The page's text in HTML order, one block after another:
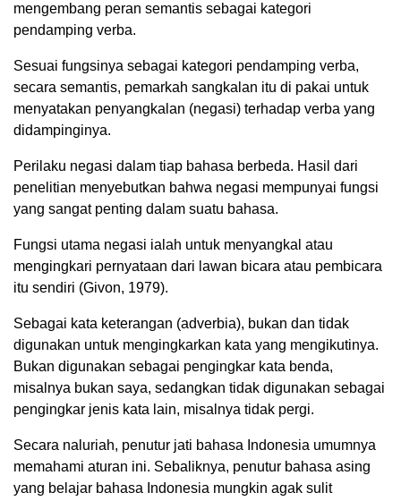
mengembang peran semantis sebagai kategori
pendamping verba.
Sesuai fungsinya sebagai kategori pendamping verba,
secara semantis, pemarkah sangkalan itu di pakai untuk
menyatakan penyangkalan (negasi) terhadap verba yang
didampinginya.
Perilaku negasi dalam tiap bahasa berbeda. Hasil dari
penelitian menyebutkan bahwa negasi mempunyai fungsi
yang sangat penting dalam suatu bahasa.
Fungsi utama negasi ialah untuk menyangkal atau
mengingkari pernyataan dari lawan bicara atau pembicara
itu sendiri (Givon, 1979).
Sebagai kata keterangan (adverbia), bukan dan tidak
digunakan untuk mengingkarkan kata yang mengikutinya.
Bukan digunakan sebagai pengingkar kata benda,
misalnya bukan saya, sedangkan tidak digunakan sebagai
pengingkar jenis kata lain, misalnya tidak pergi.
Secara naluriah, penutur jati bahasa Indonesia umumnya
memahami aturan ini. Sebaliknya, penutur bahasa asing
yang belajar bahasa Indonesia mungkin agak sulit